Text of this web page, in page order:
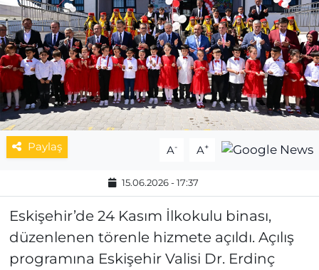
Paylaş A- A+
15.06.2026 - 17:37
Eskişehir’de 24 Kasım İlkokulu binası,
düzenlenen törenle hizmete açıldı. Açılış
programına Eskişehir Valisi Dr. Erdinç
MAGAZİN
ESKİŞEHİRSPOR